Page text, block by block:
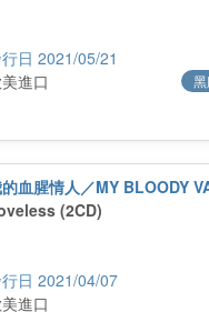
2021/05/21
進口
(2CD)
2021/04/07
進口